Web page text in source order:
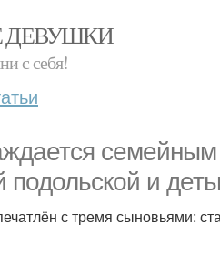
ДЕВУШКИ
с себя!
подольской и
с тремя сыновьями: